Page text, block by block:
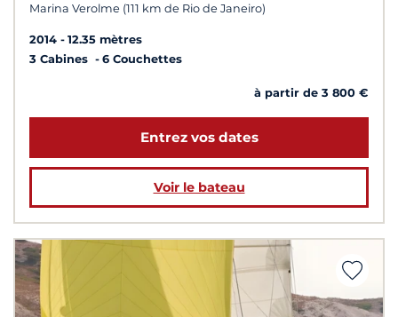
Marina Verolme (111 km de Rio de Janeiro)
2014
12.35 mètres
3 Cabines
6 Couchettes
à partir de 3 800 €
Entrez vos dates
Voir le bateau